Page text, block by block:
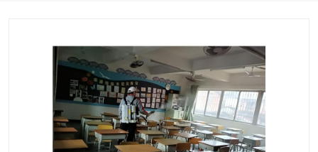
佛山灭白蚁公司 佛山杀虫公司
佛山除四害公司 灭鼠
灭蜱虫 消杀